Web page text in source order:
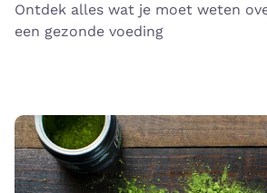
Ontdek alles wat je moet weten
een gezonde voeding